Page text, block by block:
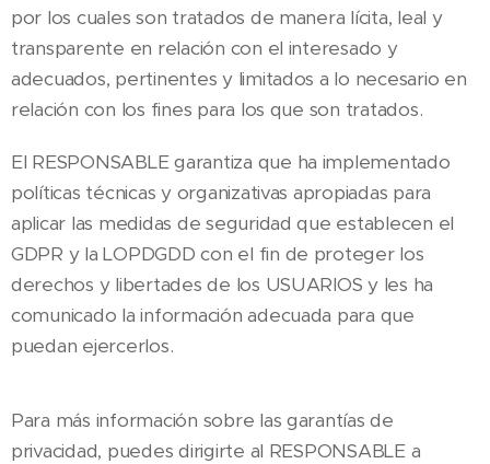
por los cuales son tratados de manera lícita, leal y
transparente en relación con el interesado y
adecuados, pertinentes y limitados a lo necesario en
relación con los fines para los que son tratados.
El RESPONSABLE garantiza que ha implementado
políticas técnicas y organizativas apropiadas para
aplicar las medidas de seguridad que establecen el
GDPR y la LOPDGDD con el fin de proteger los
derechos y libertades de los USUARIOS y les ha
comunicado la información adecuada para que
puedan ejercerlos.
Para más información sobre las garantías de
privacidad, puedes dirigirte al RESPONSABLE a